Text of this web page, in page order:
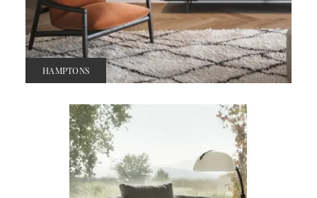
HAMPTONS